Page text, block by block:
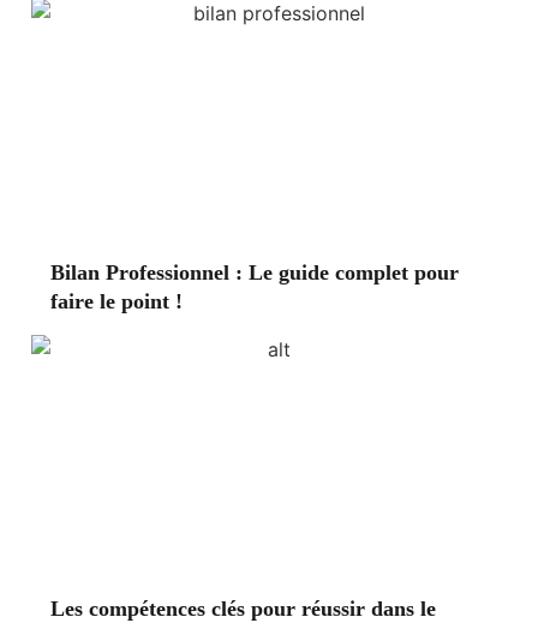
Bilan Professionnel : Le guide complet pour
faire le point !
Les compétences clés pour réussir dans le